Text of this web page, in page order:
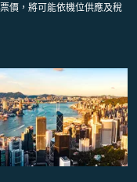
價，將可能依機位供應及稅